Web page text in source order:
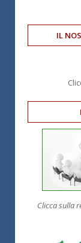
IL
Clicca sulla